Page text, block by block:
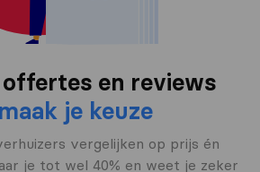
en reviews
maak je keuze
vergelijken op prijs én
je tot wel 40% en weet je zeker